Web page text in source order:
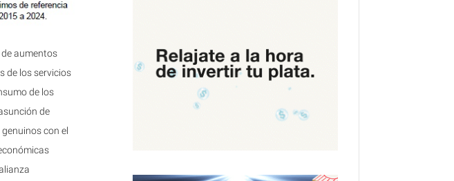
aumentos
de los servicios
de los
de
con el